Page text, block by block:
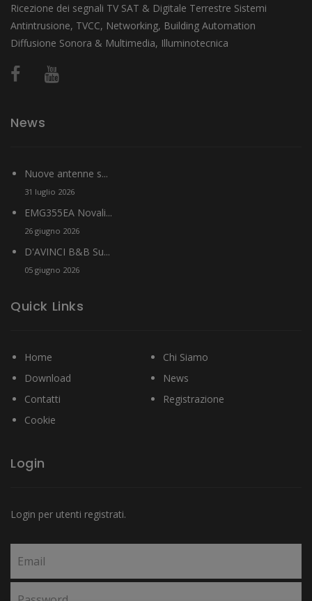
Ricezione dei segnali TV SAT & Digitale Terrestre Sistemi
Antintrusione, TVCC, Networking, Building Automation
Diffusione Sonora & Multimedia, Illuminotecnica
News
Nuove antenne s...
31 luglio 2026
EMG355EA Novali...
26 giugno 2026
D'AVINCI B&B Su...
05 giugno 2026
Quick Links
Home
Chi Siamo
Download
News
Contatti
Registrazione
Cookie
Login
Login per utenti registrati.